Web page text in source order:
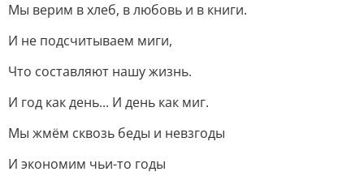
Мы верим в хлеб, в любовь и в книги.
И не подсчитываем миги,
Что составляют нашу жизнь.
И год как день... И день как миг.
Мы жмём сквозь беды и невзгоды
И экономим чьи-то годы